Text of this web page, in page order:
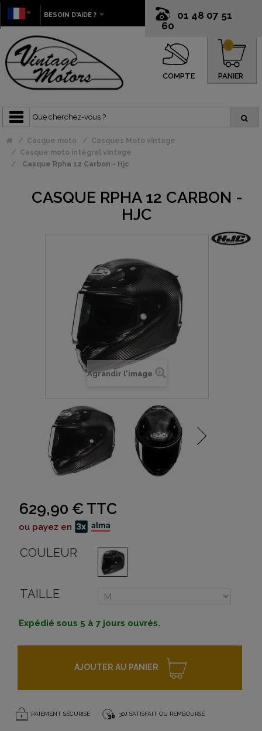
01 48 07 51
60
BESOIN D'AIDE ?
COMPTE PANIER
0
Casque moto
Casques Moto vintage
Casque moto intégral vintage
Casque Rpha 12 Carbon - Hjc
CASQUE RPHA 12 CARBON -
HJC
Agrandir l'image
629,90 € TTC
ou payez en
COULEUR
TAILLE
Expédié sous 5 à 7 jours ouvrés.
AJOUTER AU PANIER
PAIEMENT SÉCURISÉ 30J SATISFAIT OU REMBOURSÉ